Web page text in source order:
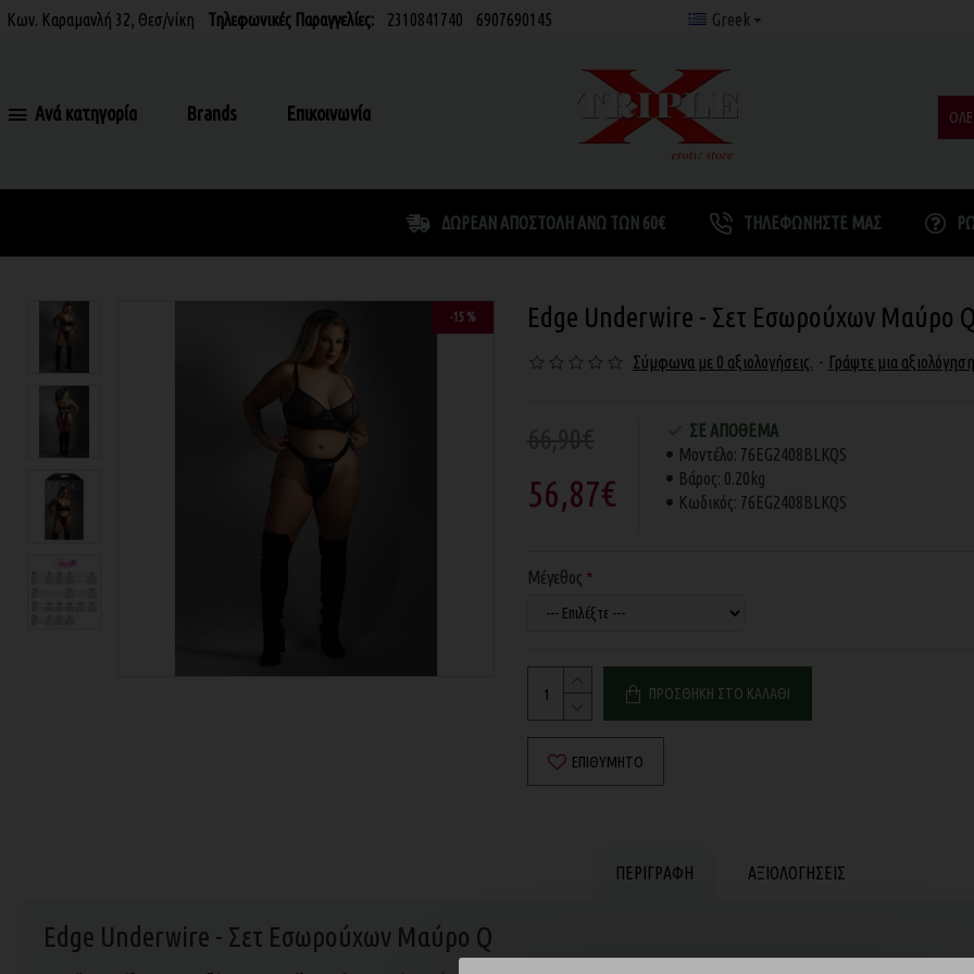
Κων. Καραμανλή 32, Θεσ/νίκη Τηλεφωνικές Παραγγελίες: 2310841740 6907690145 Greek
Ανά κατηγορία Brands Επικοινωνία
ΔΩΡΕΆΝ ΑΠΟΣΤΟΛΉ ΆΝΩ ΤΩΝ 60€ ΤΗΛΕΦΩΝΉΣΤΕ ΜΑΣ
-15 % Edge Underwire - Σετ Εσωρούχων Μαύρο Q
Σύμφωνα με 0 αξιολογήσεις. - Γράψτε μια αξιολόγηση
56,87€
ΣΕ ΑΠΌΘΕΜΑ
Μοντέλο: 76EG2408BLKQS
Βάρος: 0.20kg
Κωδικός: 76EG2408BLKQS
Μέγεθος
ΠΡΟΣΘΉΚΗ ΣΤΟ ΚΑΛΆΘΙ
ΕΠΙΘΥΜΗΤΌ
ΠΕΡΙΓΡΑΦΉ ΑΞΙΟΛΟΓΉΣΕΙΣ
Edge Underwire - Σετ Εσωρούχων Μαύρο Q